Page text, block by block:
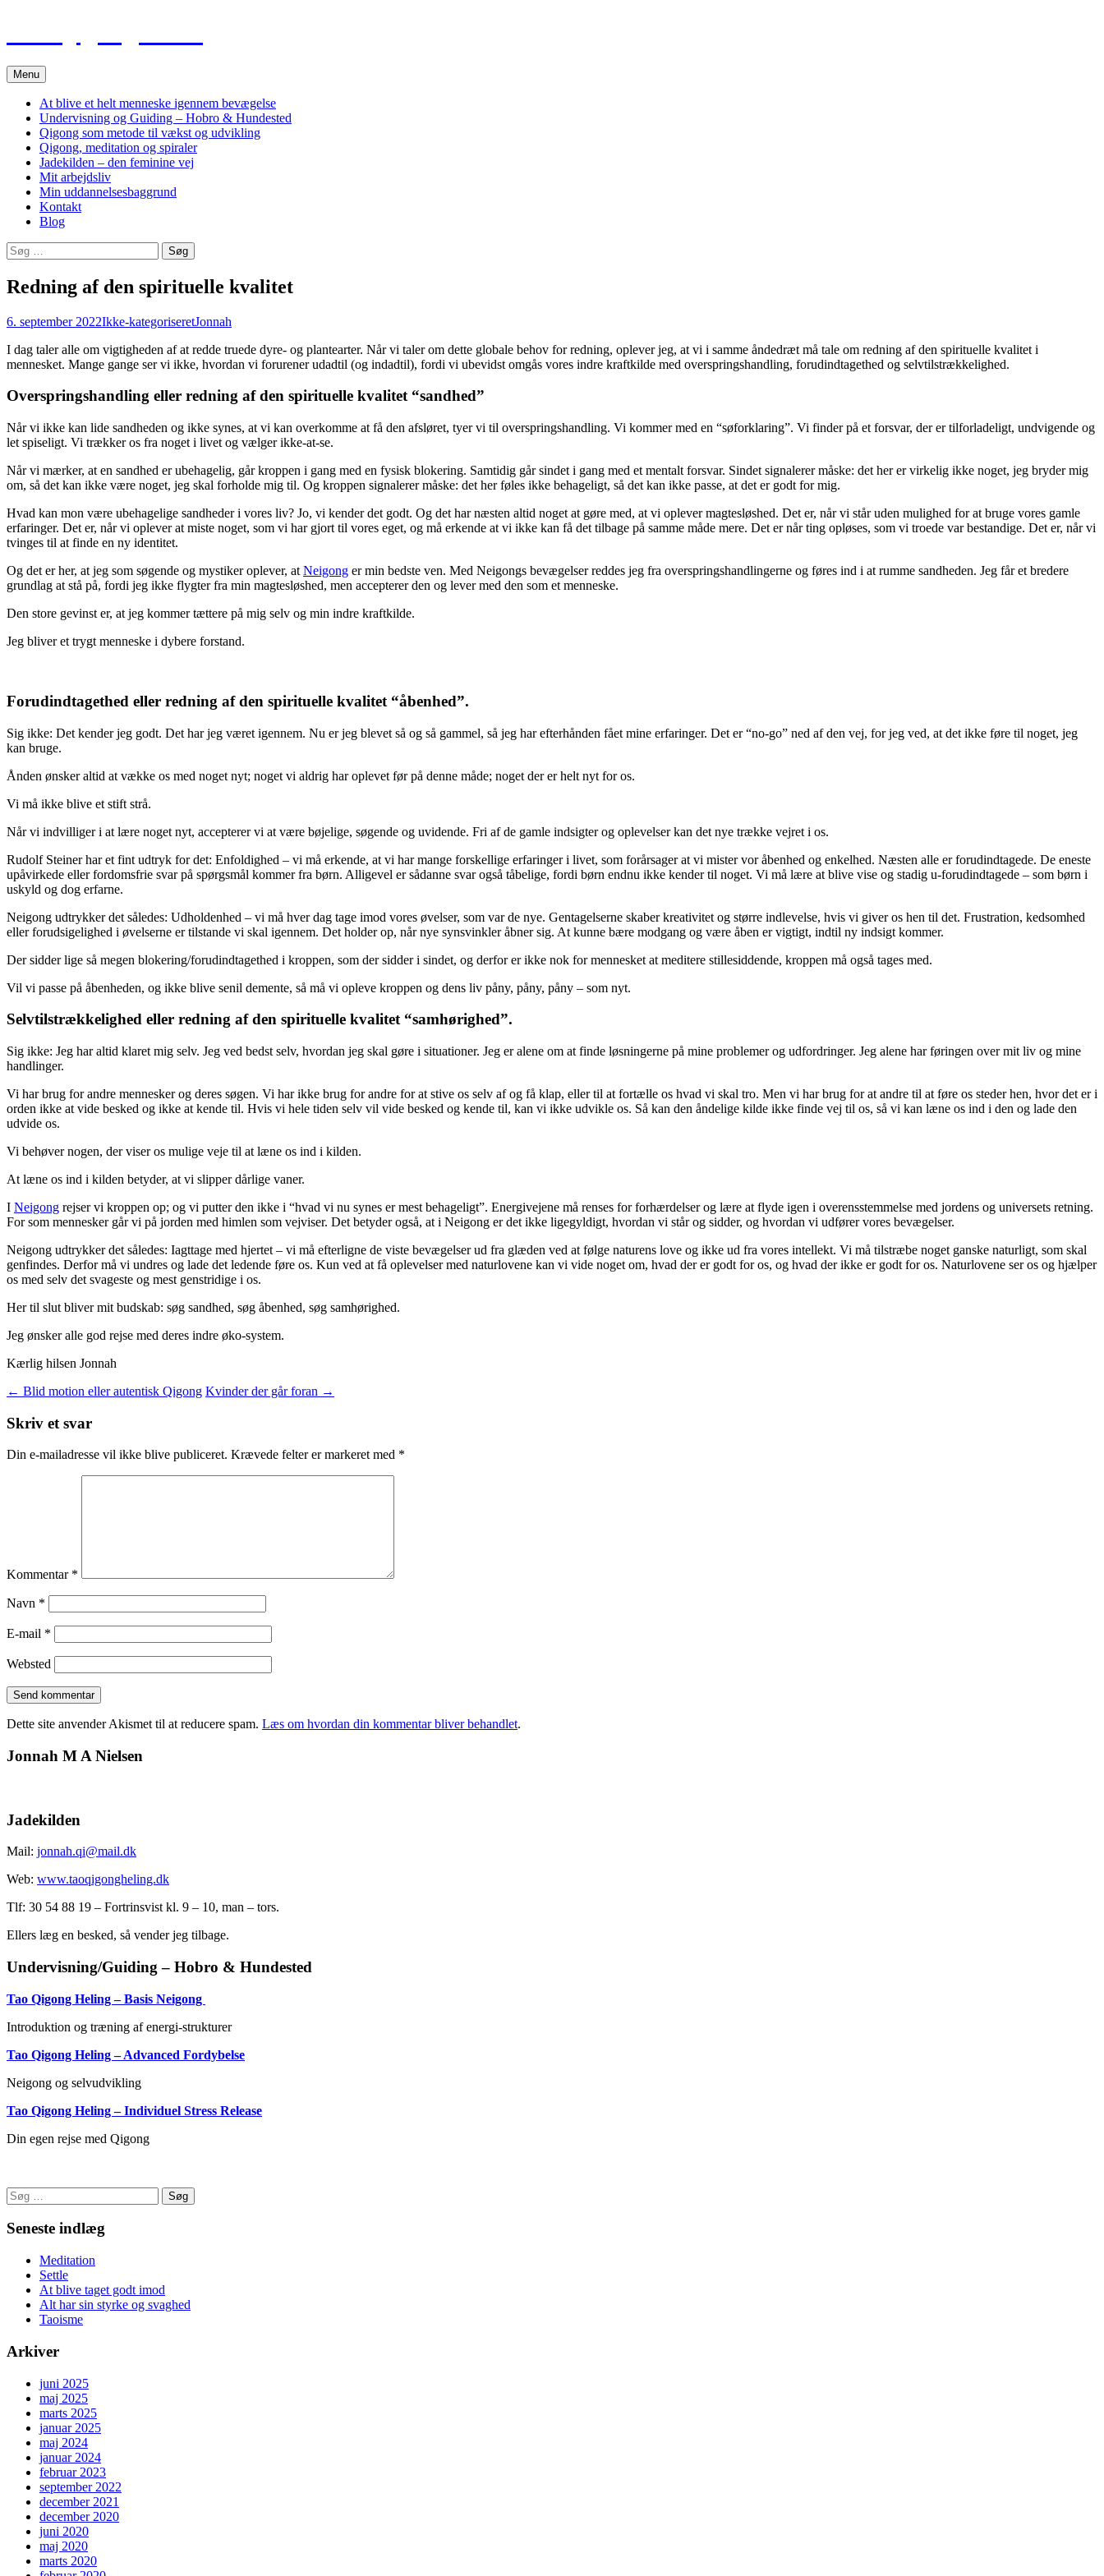
Menu
At blive et helt menneske igennem bevægelse
Undervisning og Guiding – Hobro & Hundested
Qigong som metode til vækst og udvikling
Qigong, meditation og spiraler
Jadekilden – den feminine vej
Mit arbejdsliv
Min uddannelsesbaggrund
Kontakt
Blog
Søg
efter:
Redning af den spirituelle kvalitet
6. september 2022Ikke-kategoriseretJonnah
I dag taler alle om vigtigheden af at redde truede dyre- og plantearter. Når vi taler om dette globale behov for redning, oplever jeg, at vi i samme åndedræt må tale om redning af den spirituelle kvalitet i
mennesket. Mange gange ser vi ikke, hvordan vi forurener udadtil (og indadtil), fordi vi ubevidst omgås vores indre kraftkilde med overspringshandling, forudindtagethed og selvtilstrækkelighed.
Overspringshandling eller redning af den spirituelle kvalitet “sandhed”
Når vi ikke kan lide sandheden og ikke synes, at vi kan overkomme at få den afsløret, tyer vi til overspringshandling. Vi kommer med en “søforklaring”. Vi finder på et forsvar, der er tilforladeligt, undvigende og
let spiseligt. Vi trækker os fra noget i livet og vælger ikke-at-se.
Når vi mærker, at en sandhed er ubehagelig, går kroppen i gang med en fysisk blokering. Samtidig går sindet i gang med et mentalt forsvar. Sindet signalerer måske: det her er virkelig ikke noget, jeg bryder mig
om, så det kan ikke være noget, jeg skal forholde mig til. Og kroppen signalerer måske: det her føles ikke behageligt, så det kan ikke passe, at det er godt for mig.
Hvad kan mon være ubehagelige sandheder i vores liv? Jo, vi kender det godt. Og det har næsten altid noget at gøre med, at vi oplever magtesløshed. Det er, når vi står uden mulighed for at bruge vores gamle
erfaringer. Det er, når vi oplever at miste noget, som vi har gjort til vores eget, og må erkende at vi ikke kan få det tilbage på samme måde mere. Det er når ting opløses, som vi troede var bestandige. Det er, når vi
tvinges til at finde en ny identitet.
Og det er her, at jeg som søgende og mystiker oplever, at Neigong er min bedste ven. Med Neigongs bevægelser reddes jeg fra overspringshandlingerne og føres ind i at rumme sandheden. Jeg får et bredere
grundlag at stå på, fordi jeg ikke flygter fra min magtesløshed, men accepterer den og lever med den som et menneske.
Den store gevinst er, at jeg kommer tættere på mig selv og min indre kraftkilde.
Jeg bliver et trygt menneske i dybere forstand.
Forudindtagethed eller redning af den spirituelle kvalitet “åbenhed”.
Sig ikke: Det kender jeg godt. Det har jeg været igennem. Nu er jeg blevet så og så gammel, så jeg har efterhånden fået mine erfaringer. Det er “no-go” ned af den vej, for jeg ved, at det ikke føre til noget, jeg
kan bruge.
Ånden ønsker altid at vække os med noget nyt; noget vi aldrig har oplevet før på denne måde; noget der er helt nyt for os.
Vi må ikke blive et stift strå.
Når vi indvilliger i at lære noget nyt, accepterer vi at være bøjelige, søgende og uvidende. Fri af de gamle indsigter og oplevelser kan det nye trække vejret i os.
Rudolf Steiner har et fint udtryk for det: Enfoldighed – vi må erkende, at vi har mange forskellige erfaringer i livet, som forårsager at vi mister vor åbenhed og enkelhed. Næsten alle er forudindtagede. De eneste
upåvirkede eller fordomsfrie svar på spørgsmål kommer fra børn. Alligevel er sådanne svar også tåbelige, fordi børn endnu ikke kender til noget. Vi må lære at blive vise og stadig u-forudindtagede – som børn i
uskyld og dog erfarne.
Neigong udtrykker det således: Udholdenhed – vi må hver dag tage imod vores øvelser, som var de nye. Gentagelserne skaber kreativitet og større indlevelse, hvis vi giver os hen til det. Frustration, kedsomhed
eller forudsigelighed i øvelserne er tilstande vi skal igennem. Det holder op, når nye synsvinkler åbner sig. At kunne bære modgang og være åben er vigtigt, indtil ny indsigt kommer.
Der sidder lige så megen blokering/forudindtagethed i kroppen, som der sidder i sindet, og derfor er ikke nok for mennesket at meditere stillesiddende, kroppen må også tages med.
Vil vi passe på åbenheden, og ikke blive senil demente, så må vi opleve kroppen og dens liv påny, påny, påny – som nyt.
Selvtilstrækkelighed eller redning af den spirituelle kvalitet “samhørighed”.
Sig ikke: Jeg har altid klaret mig selv. Jeg ved bedst selv, hvordan jeg skal gøre i situationer. Jeg er alene om at finde løsningerne på mine problemer og udfordringer. Jeg alene har føringen over mit liv og mine
handlinger.
Vi har brug for andre mennesker og deres søgen. Vi har ikke brug for andre for at stive os selv af og få klap, eller til at fortælle os hvad vi skal tro. Men vi har brug for at andre til at føre os steder hen, hvor det er i
orden ikke at vide besked og ikke at kende til. Hvis vi hele tiden selv vil vide besked og kende til, kan vi ikke udvikle os. Så kan den åndelige kilde ikke finde vej til os, så vi kan læne os ind i den og lade den
udvide os.
Vi behøver nogen, der viser os mulige veje til at læne os ind i kilden.
At læne os ind i kilden betyder, at vi slipper dårlige vaner.
I Neigong rejser vi kroppen op; og vi putter den ikke i “hvad vi nu synes er mest behageligt”. Energivejene må renses for forhærdelser og lære at flyde igen i overensstemmelse med jordens og universets retning.
For som mennesker går vi på jorden med himlen som vejviser. Det betyder også, at i Neigong er det ikke ligegyldigt, hvordan vi står og sidder, og hvordan vi udfører vores bevægelser.
Neigong udtrykker det således: Iagttage med hjertet – vi må efterligne de viste bevægelser ud fra glæden ved at følge naturens love og ikke ud fra vores intellekt. Vi må tilstræbe noget ganske naturligt, som skal
genfindes. Derfor må vi undres og lade det ledende føre os. Kun ved at få oplevelser med naturlovene kan vi vide noget om, hvad der er godt for os, og hvad der ikke er godt for os. Naturlovene ser os og hjælper
os med selv det svageste og mest genstridige i os.
Her til slut bliver mit budskab: søg sandhed, søg åbenhed, søg samhørighed.
Jeg ønsker alle god rejse med deres indre øko-system.
Kærlig hilsen Jonnah
Indlægsnavigation
← Blid motion eller autentisk Qigong Kvinder der går foran →
Skriv et svar
Din e-mailadresse vil ikke blive publiceret. Krævede felter er markeret med *
Kommentar *
Navn *
E-mail *
Websted
Dette site anvender Akismet til at reducere spam. Læs om hvordan din kommentar bliver behandlet.
Jonnah M A Nielsen
Jadekilden
Mail: jonnah.qi@mail.dk
Web: www.taoqigongheling.dk
Tlf: 30 54 88 19 – Fortrinsvist kl. 9 – 10, man – tors.
Ellers læg en besked, så vender jeg tilbage.
Undervisning/Guiding – Hobro & Hundested
Tao Qigong Heling – Basis Neigong
Introduktion og træning af energi-strukturer
Tao Qigong Heling – Advanced Fordybelse
Neigong og selvudvikling
Tao Qigong Heling – Individuel Stress Release
Din egen rejse med Qigong
Søg
efter:
Seneste indlæg
Meditation
Settle
At blive taget godt imod
Alt har sin styrke og svaghed
Taoisme
Arkiver
juni 2025
maj 2025
marts 2025
januar 2025
maj 2024
januar 2024
februar 2023
september 2022
december 2021
december 2020
juni 2020
maj 2020
marts 2020